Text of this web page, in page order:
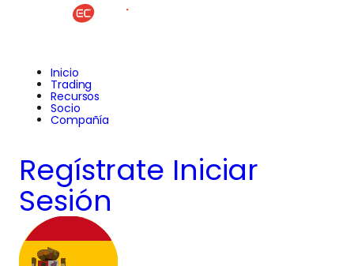
Inicio
Trading
Recursos
Socio
Compañía
Regístrate Iniciar
Sesión